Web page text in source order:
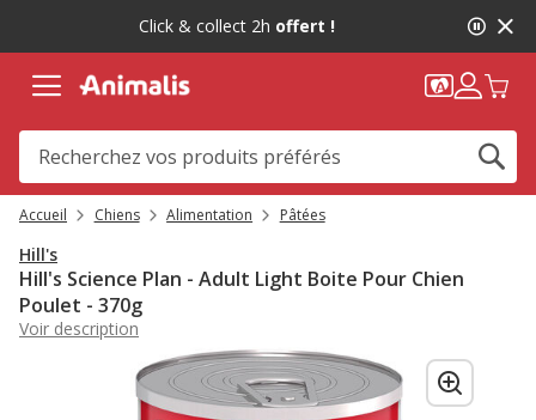
message,
Click & collect 2h offert !
Accueil Chiens Alimentation Pâtées
Hill's
Hill's Science Plan - Adult Light Boite Pour Chien
Poulet - 370g
Voir description